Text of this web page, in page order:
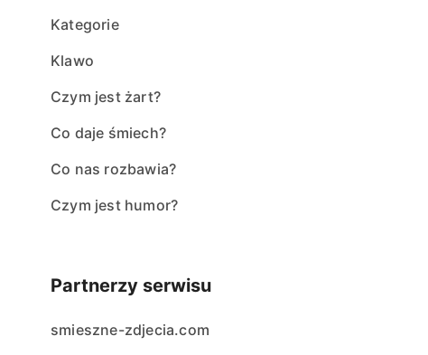
Kategorie
Klawo
Czym jest żart?
Co daje śmiech?
Co nas rozbawia?
Czym jest humor?
Partnerzy serwisu
smieszne-zdjecia.com